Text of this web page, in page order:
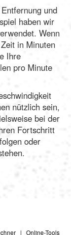
und
haben wir
Wenn
in Minuten
Ihre
pro Minute
nützlich sein,
bei der
Fortschritt
oder
| Online-Tools